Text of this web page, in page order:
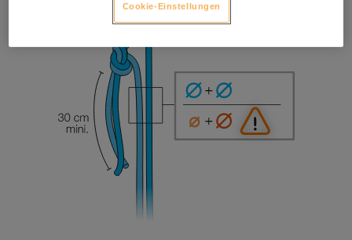
Cookie-Einstellungen